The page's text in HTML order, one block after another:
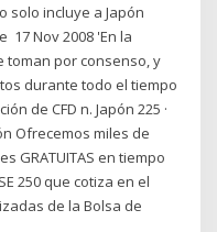
solo incluye a Japón
17 Nov 2008 'En la
toman por consenso, y
durante todo el tiempo
de CFD n. Japón 225 ·
Ofrecemos miles de
GRATUITAS en tiempo
250 que cotiza en el
de la Bolsa de